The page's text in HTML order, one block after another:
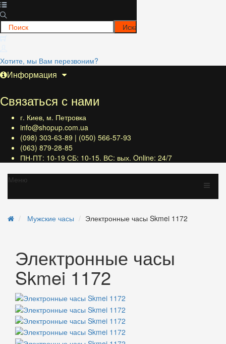
Хотите, мы Вам перезвоним?
Информация
Связаться с нами
г. Киев, м. Петровка
info@shopup.com.ua
(098) 303-63-89 | (050) 566-57-93
(063) 879-28-85
ПН-ПТ: 10-19 СБ: 10-15. ВС: вых. Online: 24/7
Меню
Мужские часы Электронные часы Skmei 1172
Электронные часы
Skmei 1172